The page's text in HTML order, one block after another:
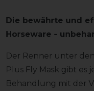
Die bewährte und
Horseware -
Der Renner unter
Plus Fly Mask gibt es
Behandlung mit der